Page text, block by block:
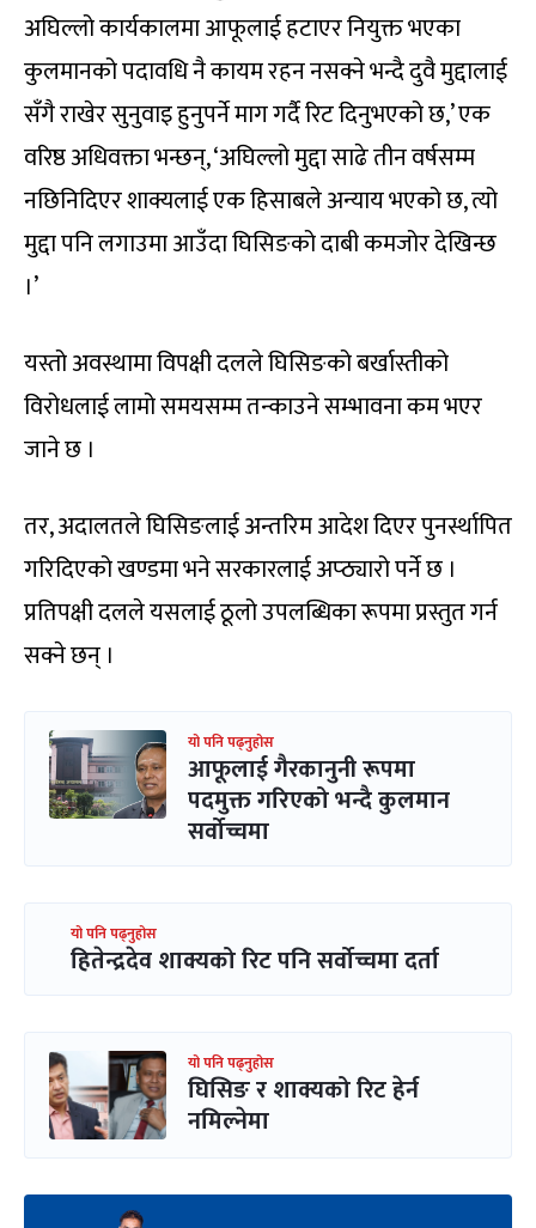
अघिल्लो कार्यकालमा आफूलाई हटाएर नियुक्त भएका
कुलमानको पदावधि नै कायम रहन नसक्ने भन्दै दुवै मुद्दालाई
सँगै राखेर सुनुवाइ हुनुपर्ने माग गर्दै रिट दिनुभएको छ,’ एक
वरिष्ठ अधिवक्ता भन्छन्, ‘अघिल्लो मुद्दा साढे तीन वर्षसम्म
नछिनिदिएर शाक्यलाई एक हिसाबले अन्याय भएको छ, त्यो
मुद्दा पनि लगाउमा आउँदा घिसिङको दाबी कमजोर देखिन्छ
।’
यस्तो अवस्थामा विपक्षी दलले घिसिङको बर्खास्तीको
विरोधलाई लामो समयसम्म तन्काउने सम्भावना कम भएर
जाने छ ।
तर, अदालतले घिसिङलाई अन्तरिम आदेश दिएर पुनर्स्थापित
गरिदिएको खण्डमा भने सरकारलाई अप्ठ्यारो पर्ने छ ।
प्रतिपक्षी दलले यसलाई ठूलो उपलब्धिका रूपमा प्रस्तुत गर्न
सक्ने छन् ।
यो पनि पढ्नुहोस
आफूलाई गैरकानुनी रूपमा
पदमुक्त गरिएको भन्दै कुलमान
सर्वोच्चमा
यो पनि पढ्नुहोस
हितेन्द्रदेव शाक्यको रिट पनि सर्वोच्चमा दर्ता
यो पनि पढ्नुहोस
घिसिङ र शाक्यको रिट हेर्न
नमिल्नेमा